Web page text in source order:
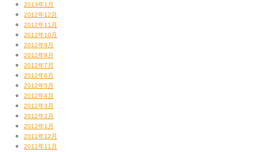
2013年1月
2012年12月
2012年11月
2012年10月
2012年9月
2012年8月
2012年7月
2012年6月
2012年5月
2012年4月
2012年3月
2012年2月
2012年1月
2011年12月
2011年11月